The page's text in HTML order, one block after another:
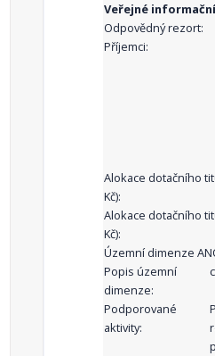
Veřejné
Odpovědný rezort:
Příjemci:
Alokace dotačního
Kč):
Alokace dotačního
Kč):
Územní dimenze
Popis územní
dimenze:
Podporované
aktivity: